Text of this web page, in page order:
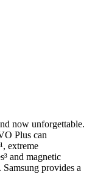
now unforgettable.
Plus can
extreme
and magnetic
provides a